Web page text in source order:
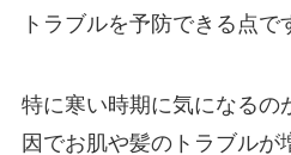
トラブルを予防できる点で
特に寒い時期に気になるの
因でお肌や髪のトラブルが